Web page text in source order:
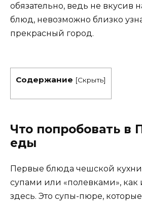
обязательно, ведь не вкусив
блюд, невозможно близко
прекрасный город.
Содержание [Скрыть]
Что попробовать в
еды
Первые блюда чешской
супами или «полевками», как
здесь. Это супы-пюре, которые